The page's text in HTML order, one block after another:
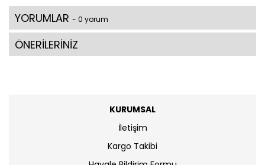
YORUMLAR - 0 yorum
ÖNERİLERİNİZ
KURUMSAL
İletişim
Kargo Takibi